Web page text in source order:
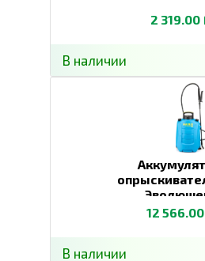
2 319.00
В наличии
12 566.00
В наличии